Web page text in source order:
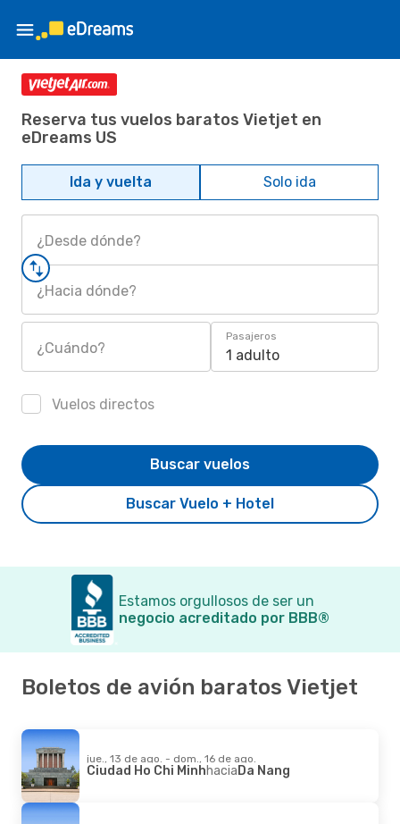
Reserva tus vuelos baratos Vietjet en
eDreams US
Ida y vuelta Solo ida
¿Desde dónde?
¿Hacia dónde?
¿Cuándo?
Pasajeros
1 adulto
Vuelos directos
Buscar Vuelo + Hotel
Buscar vuelos
Estamos orgullosos de ser un
negocio acreditado por BBB®
Boletos de avión baratos Vietjet
jue., 13 de ago. - dom., 16 de ago.
Ciudad Ho Chi MinhhaciaDa Nang